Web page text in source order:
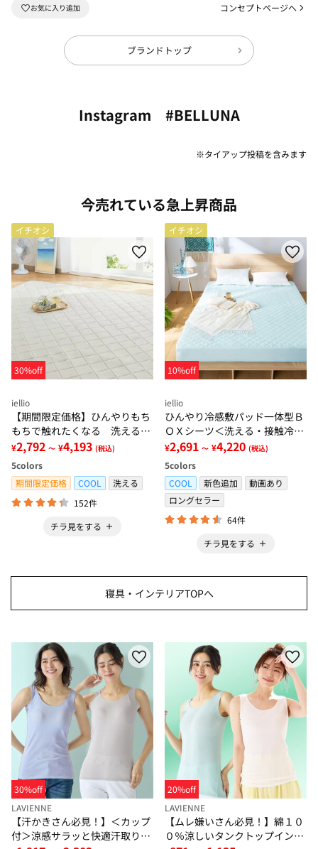
コンセプトページへ
ブランドトップ
Instagram #BELLUNA
※タイアップ投稿を含みます
今売れている急上昇商品
イチオシ
30%off
iellio
【期間限定価格】ひんやりもち
もちで触れたくなる 洗えるラ
グ＜低反発・滑りにくい・接触
冷感・防ダニ・カーペット＞
¥2,792 ～ ¥4,193 (税込)
5colors
期間限定価格
COOL
洗える
152件
チラ見をする
イチオシ
10%off
iellio
ひんやり冷感敷パッド一体型Ｂ
ＯＸシーツ＜洗える・接触冷
感・抗菌防臭・時短・家事楽・
ボックスシーツ・寝苦しさ対策
＞
¥2,691 ～ ¥4,220 (税込)
5colors
COOL
新色追加
動画あり
ロングセラー
64件
チラ見をする
寝具・インテリアTOPへ
30%off
LAVIENNE
【汗かきさん必見！】＜カップ
付＞涼感サラッと快適汗取りタ
20%off
LAVIENNE
【ムレ嫌いさん必見！】綿１０
０％涼しいタンクトップインナ